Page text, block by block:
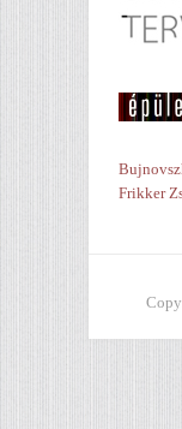
Frikker